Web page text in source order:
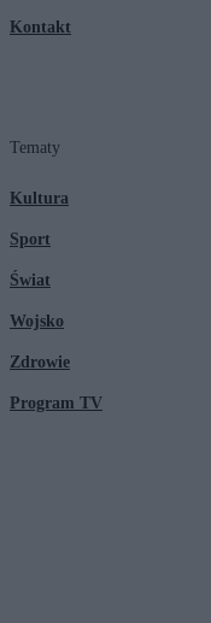
Kontakt
Tematy
Kultura
Sport
Świat
Wojsko
Zdrowie
Program TV